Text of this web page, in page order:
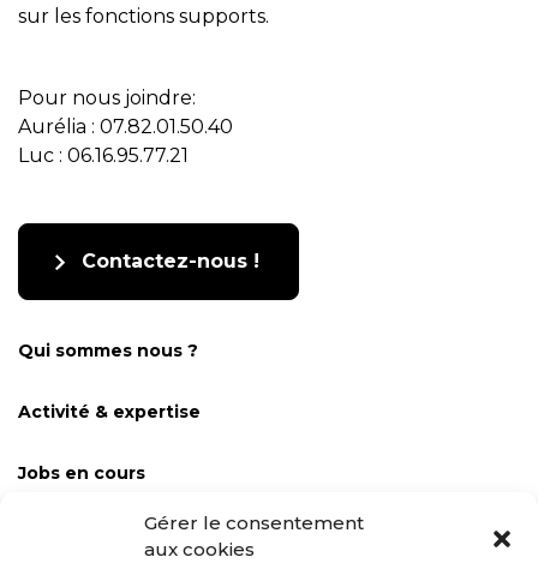
Gérer le consentement
aux cookies
sur les fonctions supports.
Pour nous joindre:
Aurélia : 07.82.01.50.40
Luc : 06.16.95.77.21
Contactez-nous !
Qui sommes nous ?
Activité & expertise
Jobs en cours